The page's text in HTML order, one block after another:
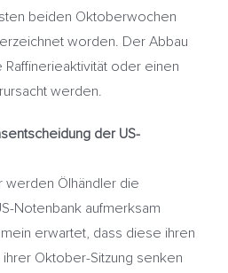
beiden Oktoberwochen
worden. Der Abbau
oder einen
werden.
der US-
werden Ölhändler die
Notenbank aufmerksam
erwartet, dass diese ihren
Oktober-Sitzung senken